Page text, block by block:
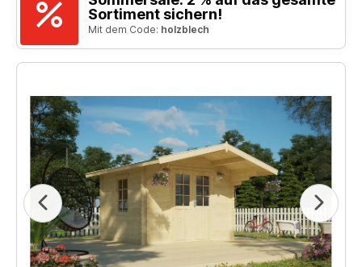
Sortiment sichern!
Mit dem Code: holzblech